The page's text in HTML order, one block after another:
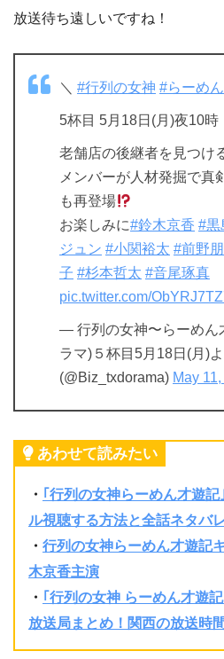
放送待ち遠しいですね！
＼ #行列の女神 #らーめ
5杯目 5月18日(月)夜10時
老舗店の後継者を見つけ
メンバーが人材発掘で真
も再登場
お楽しみに#鈴木京香 #黒
ジュン #小関裕太 #前野
子 #杉本哲太 #音尾琢真
pic.twitter.com/
— 行列の女神〜らーめん
ラマ)５杯目5月18日(月)
(@Biz_txdorama) May
あわせて読みたい
・ ｢行列の女神らーめん才遊
ル視聴する方法と全話ネタバ
・ 行列の女神らーめん才遊記
木京香主演
・ ｢行列の女神 らーめん才遊
放送局まとめ！関西の放送時